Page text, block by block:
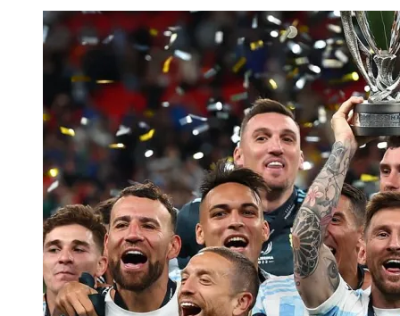
স্থগিত
হওয়া
ম্যাচটি
খেলতে
চায়
না
ব্রাজিল